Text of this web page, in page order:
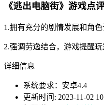
《逃出电脑街》游戏点评
1.拥有充分的剧情发展和角
2.强调劳逸结合，游戏提醒
详细信息
系统要求：安卓4.4
更新时间: 2023-11-02